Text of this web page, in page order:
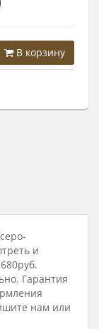
В корзину
и
Гарантия
нам или